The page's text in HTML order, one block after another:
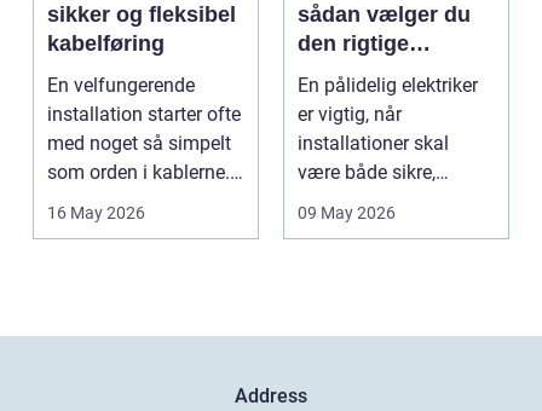
sikker og fleksibel
kabelføring
En velfungerende
installation starter ofte
med noget så simpelt
som orden i kablerne.
Når strøm-, da...
16 May 2026
sådan vælger du
den rigtige
fagmand
En pålidelig elektriker
er vigtig, når
installationer skal
være både sikre,
lovlige og holdbare. I
09 May 2026
Address